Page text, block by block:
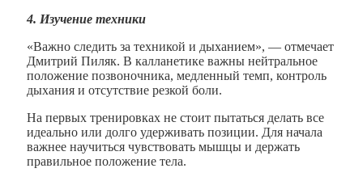
4. Изучение техники
«Важно следить за техникой и дыханием», — отмечает
Дмитрий Пиляк. В калланетике важны нейтральное
положение позвоночника, медленный темп, контроль
дыхания и отсутствие резкой боли.
На первых тренировках не стоит пытаться делать все
идеально или долго удерживать позиции. Для начала
важнее научиться чувствовать мышцы и держать
правильное положение тела.